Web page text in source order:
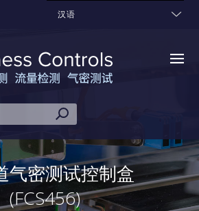
汉语
气密测试控制盒
(FCS456)